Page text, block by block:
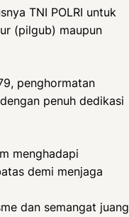
TNI POLRI untuk
(pilgub) maupun
penghormatan
penuh dedikasi
menghadapi
demi menjaga
dan semangat juang